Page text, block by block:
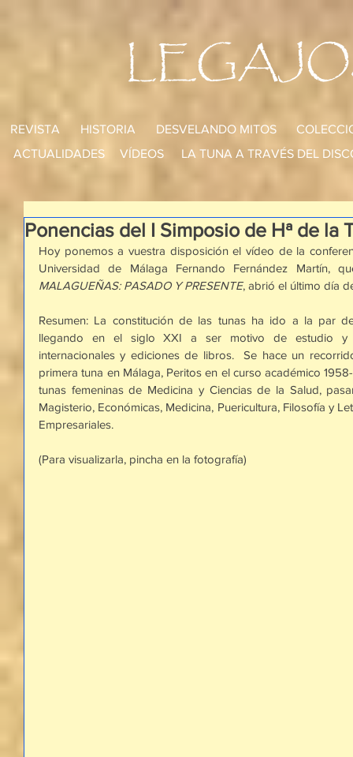
REVISTA HISTORIA DESVELANDO MITOS
ACTUALIDADES
LA TUNA A TRAVÉS DEL
VÍDEOS
Ponencias del I Simposio de Hª de la
Hoy ponemos a vuestra disposición el vídeo de la
Universidad de Málaga Fernando Fernández
MALAGUEÑAS: PASADO Y PRESENTE, abrió el último día
Resumen: La constitución de las tunas ha ido a la par
llegando en el siglo XXI a ser motivo de estudio y
internacionales y ediciones de libros.  Se hace un
primera tuna en Málaga, Peritos en el curso académico
tunas femeninas de Medicina y Ciencias de la Salud,
Magisterio, Económicas, Medicina, Puericultura, Filosofía y
Empresariales.
(Para visualizarla, pincha en la fotografía)